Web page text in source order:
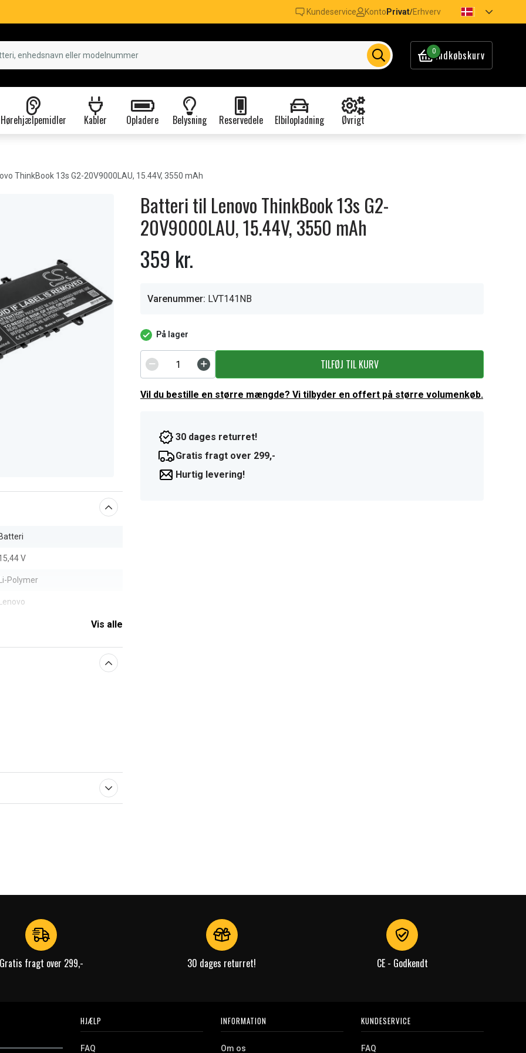
Kundeservice Konto Privat/Erhverv
0Indkøbskurv
Hørehjælpemidler Kabler Opladere Belysning Reservedele Elbilopladning Øvrigt
ThinkBook 13s G2-20V9000LAU, 15.44V, 3550 mAh
Batteri
V
Li-Polymer
Lenovo
Vis alle
Batteri til Lenovo ThinkBook 13s G2-
20V9000LAU, 15.44V, 3550 mAh
359 kr.
Varenummer: LVT141NB
På lager
TILFØJ TIL KURV
Vil du bestille en større mængde? Vi tilbyder en offert på større volumenkøb.
30 dages returret!
Gratis fragt over 299,-
Hurtig levering!
Gratis fragt over 299,- 30 dages returret! CE - Godkendt
HJÆLP
FAQ
INFORMATION
Om os
KUNDESERVICE
FAQ